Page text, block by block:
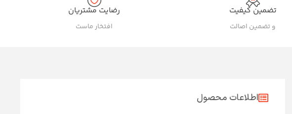
تضمین کیفیت
و تضمین اصالت
رضایت مشتریان
افتخار ماست
اطلاعات محصول